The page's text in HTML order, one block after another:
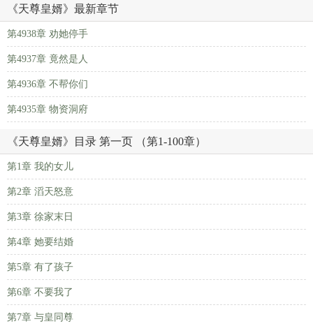
《天尊皇婿》最新章节
第4938章 劝她停手
第4937章 竟然是人
第4936章 不帮你们
第4935章 物资洞府
《天尊皇婿》目录 第一页 （第1-100章）
第1章 我的女儿
第2章 滔天怒意
第3章 徐家末日
第4章 她要结婚
第5章 有了孩子
第6章 不要我了
第7章 与皇同尊